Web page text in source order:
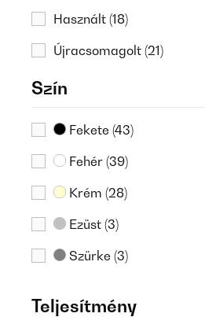
Használt (18)
Újracsomagolt (21)
Szín
Fekete (43)
Fehér (39)
Krém (28)
Ezüst (3)
Szürke (3)
Teljesítmény